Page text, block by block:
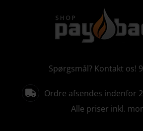
Spørgsmål? Kontakt os!
Ordre afsendes indenfor
Alle priser inkl.